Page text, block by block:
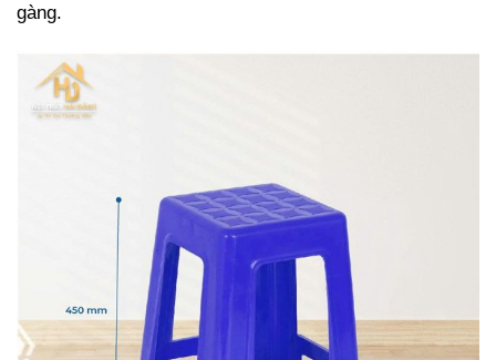
gàng.